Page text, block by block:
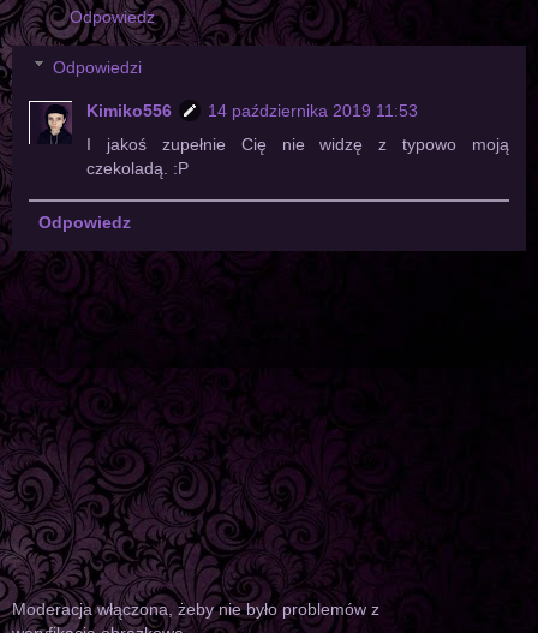
Odpowiedz
Odpowiedzi
Kimiko556
14 października 2019 11:53
I jakoś zupełnie Cię nie widzę z typowo moją
czekoladą. :P
Odpowiedz
Moderacja włączona, żeby nie było problemów z